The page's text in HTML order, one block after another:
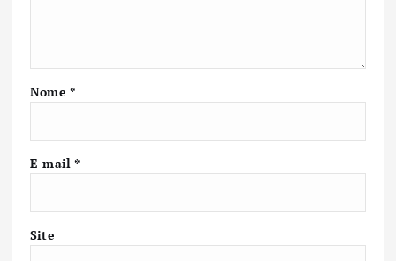
Nome *
E-mail*
Site